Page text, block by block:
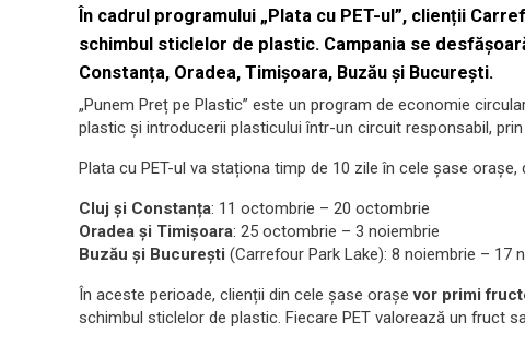
În cadrul programului „Plata cu PET-ul”, clienții
schimbul sticlelor de plastic. Campania se
Constanța, Oradea, Timișoara, Buzău și București.
„Punem Preț pe Plastic” este un program de economie
plastic și introducerii plasticului într-un circuit responsabil,
Plata cu PET-ul va staționa timp de 10 zile în cele șase orașe,
Cluj și Constanța: 11 octombrie – 20 octombrie
Oradea și Timișoara: 25 octombrie – 3 noiembrie
Buzău și București (Carrefour Park Lake): 8 noiembrie – 17
În aceste perioade, clienții din cele șase orașevor primi
schimbul sticlelor de plastic. Fiecare PET valorează un fruct